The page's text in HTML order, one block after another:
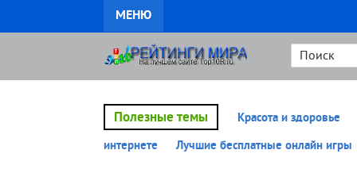
МЕНЮ
Полезные темы
Красота и здоровье
интернете
Лучшие бесплатные онлайн игры